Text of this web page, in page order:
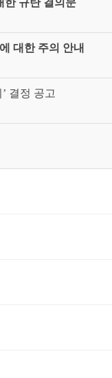
한 규탄 결의문
대한 주의 안내
결정 공고